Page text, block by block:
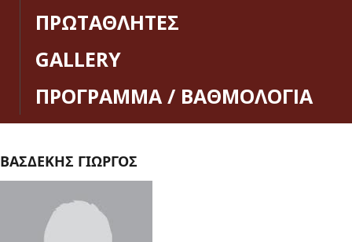
ΠΡΩΤΑΘΛΗΤΕΣ
GALLERY
ΠΡΟΓΡΑΜΜΑ / ΒΑΘΜΟΛΟΓΙΑ
ΒΑΣΔΕΚΗΣ ΓΙΩΡΓΟΣ